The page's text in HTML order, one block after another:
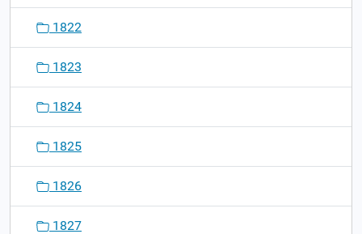
1822
1823
1824
1825
1826
1827